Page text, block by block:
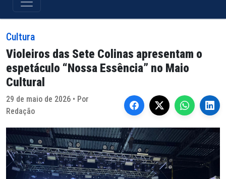
Cultura
Violeiros das Sete Colinas apresentam o
espetáculo “Nossa Essência” no Maio
Cultural
29 de maio de 2026 • Por
Redação